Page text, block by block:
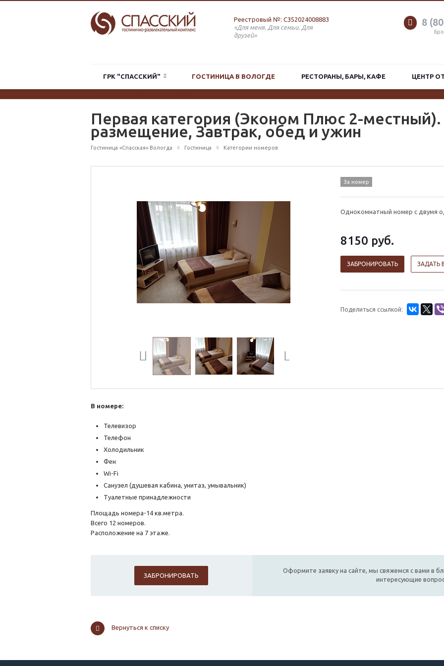
Реестровый №: С352024008883
«Для меня. Для семьи. Для
друзей»
8
ГРК "СПАССКИЙ" ГОСТИНИЦА В ВОЛОГДЕ РЕСТОРАНЫ, БАРЫ, КАФЕ ЦЕНТР
Первая категория (Эконом Плюс 2-
размещение, Завтрак, обед и ужин
Гостиница «Спасская» Вологда Гостиница Категории номеров
Previous
За номер
Однокомнатный номер с двумя
8150 руб.
ЗАБРОНИРОВАТЬ ЗАДАТЬ
Поделиться ссылкой:
В номере:
Телевизор
Телефон
Холодильник
Фен
Wi-Fi
Санузел (душевая кабина, унитаз, умывальник)
Туалетные принадлежности
Площадь номера-14 кв.метра.
Всего 12 номеров.
Расположение на 7 этаже.
ЗАБРОНИРОВАТЬ
Оформите заявку на сайте, мы свяжемся с вами в
интересующие
Вернуться к списку